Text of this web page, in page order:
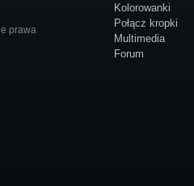
prawa
Kolorowanki
Połącz kropki
Multimedia
Forum